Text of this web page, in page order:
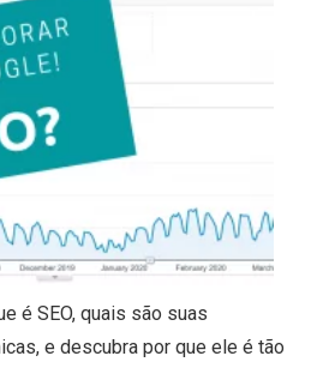
é SEO, quais são suas
e descubra por que ele é tão